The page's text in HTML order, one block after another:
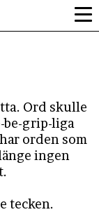
Ord skulle
be-grip-liga
orden som
ingen
tecken.